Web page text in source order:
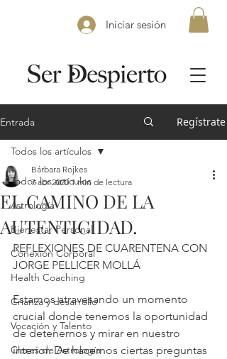
Iniciar sesión
Entrada Regístrate
Todos los artículos
Astrología
Bienestar Personal
Conexión Corporal
Health Coaching
Crianza y desarrollo
Vocación y Talento
Clases de Astrología
Todos los artículos
EL CAMINO DE LA
AUTENTICIDAD.
Bárbara Rojkes
7 abr 2020 1 min de lectura
REFLEXIONES DE CUARENTENA CON
JORGE PELLICER MOLLÁ
Estamos atravesando un momento
crucial donde tenemos la oportunidad
de detenernos y mirar en nuestro
interior. De hacernos ciertas preguntas